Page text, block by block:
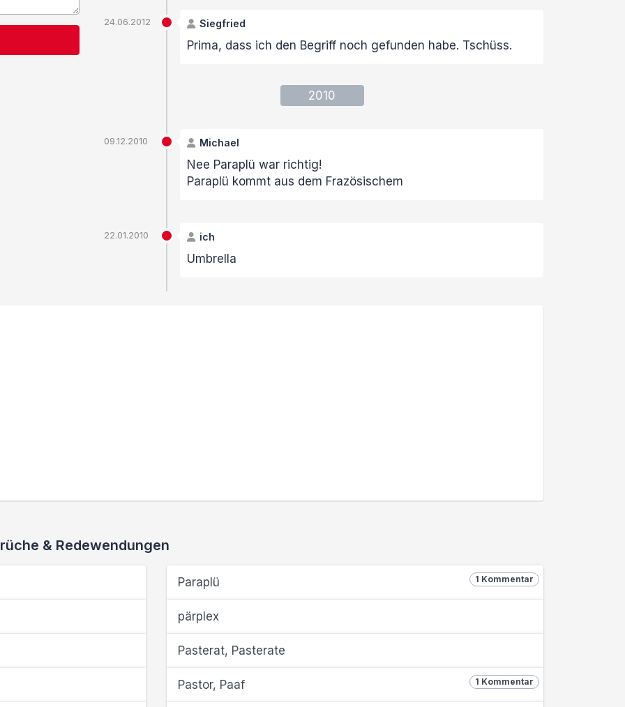
24.06.2012 Siegfried
Prima, dass ich den Begriff noch gefunden habe. Tschüss.
2010
09.12.2010 Michael
Nee Paraplü war richtig!
Paraplü kommt aus dem Frazösischem
22.01.2010 ich
Umbrella
& Redewendungen
1 Kommentar
Paraplü
pärplex
Pasterat, Pasterate
1 Kommentar
Pastor, Paaf